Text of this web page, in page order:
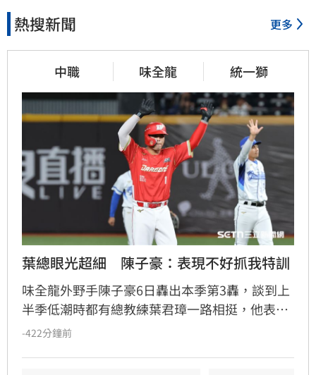
熱搜新聞 更多
中職 味全龍 統一獅
葉總眼光超細　陳子豪：表現不好抓我特訓
味全龍外野手陳子豪6日轟出本季第3轟，談到上
半季低潮時都有總教練葉君璋一路相挺，他表示
很感謝葉總都是用很正面的方式幫助他，狀況不
-422分鐘前